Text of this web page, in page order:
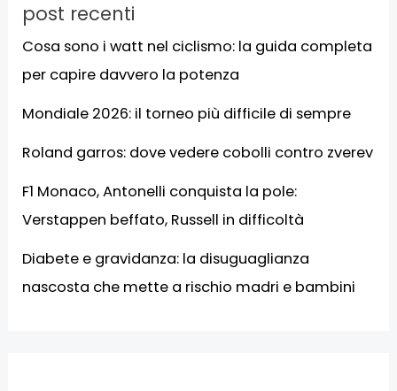
post recenti
Cosa sono i watt nel ciclismo: la guida completa
per capire davvero la potenza
Mondiale 2026: il torneo più difficile di sempre
Roland garros: dove vedere cobolli contro zverev
F1 Monaco, Antonelli conquista la pole:
Verstappen beffato, Russell in difficoltà
Diabete e gravidanza: la disuguaglianza
nascosta che mette a rischio madri e bambini